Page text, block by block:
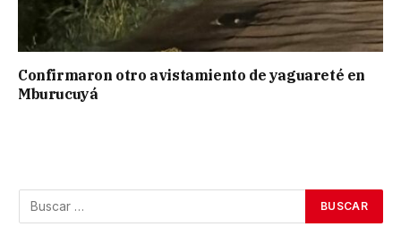
Confirmaron otro avistamiento de yaguareté en
Mburucuyá